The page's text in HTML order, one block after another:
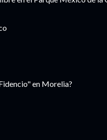
en Morelia?